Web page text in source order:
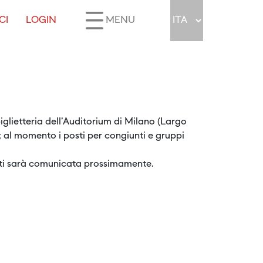
LOGIN MENU
dell'Auditorium di Milano (Largo
momento i posti per congiunti e gruppi
sarà comunicata prossimamente.